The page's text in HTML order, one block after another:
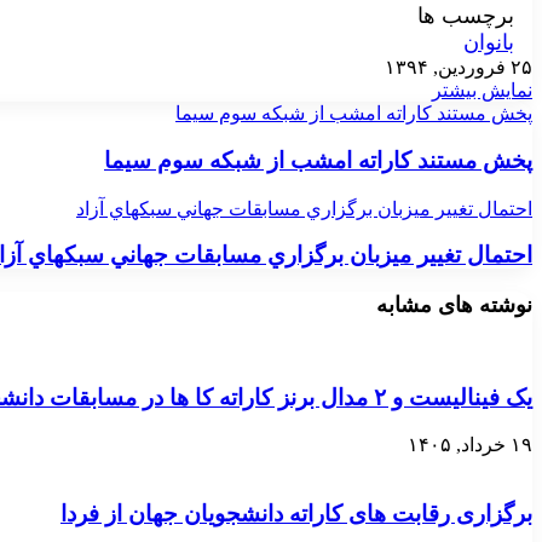
برچسب ها
بانوان
۲۵ فروردین, ۱۳۹۴
نمایش بیشتر
پخش مستند کاراته امشب از شبکه سوم سیما
پخش مستند کاراته امشب از شبکه سوم سیما
احتمال تغيير ميزبان برگزاري مسابقات جهاني سبكهاي آزاد
احتمال تغيير ميزبان برگزاري مسابقات جهاني سبكهاي
نوشته های مشابه
یک فینالیست و ۲ مدال برنز کاراته کا ها در مسابقات دانشجویان جهان
۱۹ خرداد, ۱۴۰۵
برگزاری رقابت های کاراته دانشجویان جهان از فردا